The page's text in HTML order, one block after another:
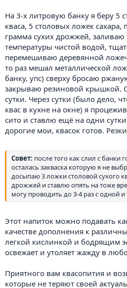
На 3-х литровую банку я беру 5
кваса, 5 столовых ложек
грамма сухих дрожжей,
температуры чистой водой,
перемешиваю деревянной
то раз мешал металлической
банку, упс) сверху бросаю
закрываю резиновой крышкой.
сутки. Через сутки (было дело,
квас в кухне на окне) я
сито и ставлю ещё на одни
дорогие мои, квасок готов.
Совет: после того как слил с банки
осталась закваска которую я не
досыпаю 3 ложки столовой сухого
дрожжей и ставлю опять на тоже
могу проводить до 3-4 раз с одной и
Этот напиток можно подавать
качестве дополнения к
легкой кислинкой и бодрящим
освежает и утоляет жажду в
Приятного вам квасопития и
которые не теряют своей